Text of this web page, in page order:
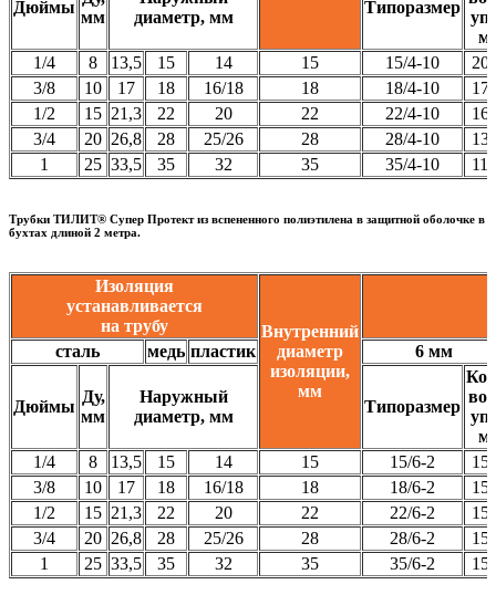
Дюймы
мм
диаметр, мм
Типоразмер
м
1/4
8 13,5 15 14 15 15/4-10
3/8
10 17 18 16/18 18 18/4-10
1/2
15 21,3 22 20 22 22/4-10
3/4
20 26,8 28 25/26 28 28/4-10
1
25 33,5 35 32 35 35/4-10 110
Трубки ТИЛИТ® Супер Протект из вспененного полиэтилена в защитной оболочке в
бухтах длиной 2 метра.
Изоляция
устанавливается
на трубу
Внутренний
диаметр
изоляции,
мм
сталь медь пластик 6 мм
Дюймы
Ду,
мм
Наружный
диаметр, мм
Типоразмер
во
м
1/4
8 13,5 15 14 15 15/6-2
3/8
10 17 18 16/18 18 18/6-2
1/2
15 21,3 22 20 22 22/6-2
3/4
20 26,8 28 25/26 28 28/6-2
1
25 33,5 35 32 35 35/6-2